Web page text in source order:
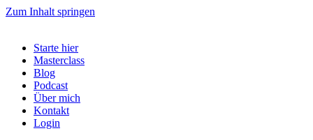
Zum Inhalt springen
Starte hier
Masterclass
Blog
Podcast
Über mich
Kontakt
Login